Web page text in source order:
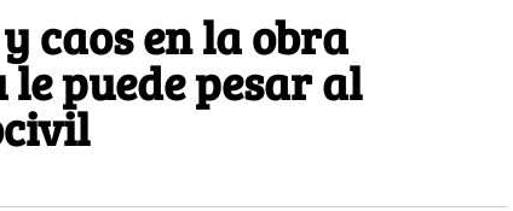
caos en la obra
puede pesar al